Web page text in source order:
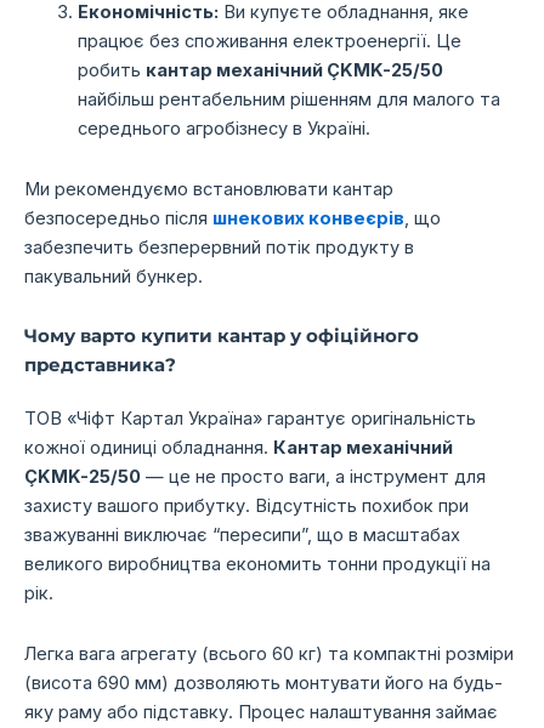
Економічність: Ви купуєте обладнання, яке
працює без споживання електроенергії. Це
робить кантар механічний ÇKMK-25/50
найбільш рентабельним рішенням для малого та
середнього агробізнесу в Україні.
Ми рекомендуємо встановлювати кантар
безпосередньо після шнекових конвеєрів, що
забезпечить безперервний потік продукту в
пакувальний бункер.
Чому варто купити кантар у офіційного
представника?
ТОВ «Чіфт Картал Україна» гарантує оригінальність
кожної одиниці обладнання. Кантар механічний
ÇKMK-25/50 — це не просто ваги, а інструмент для
захисту вашого прибутку. Відсутність похибок при
зважуванні виключає “пересипи”, що в масштабах
великого виробництва економить тонни продукції на
рік.
Легка вага агрегату (всього 60 кг) та компактні розміри
(висота 690 мм) дозволяють монтувати його на будь-
яку раму або підставку. Процес налаштування займає